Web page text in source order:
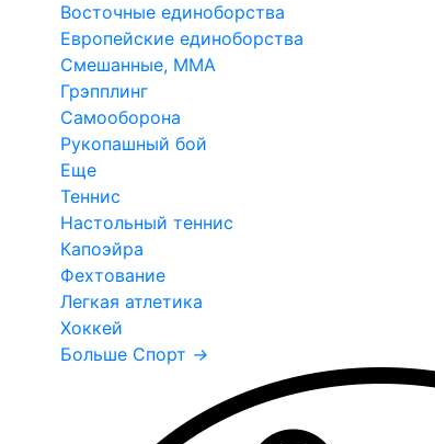
Восточные единоборства
Европейские единоборства
Смешанные, ММА
Грэпплинг
Самооборона
Рукопашный бой
Еще
Теннис
Настольный теннис
Капоэйра
Фехтование
Легкая атлетика
Хоккей
Больше Спорт →